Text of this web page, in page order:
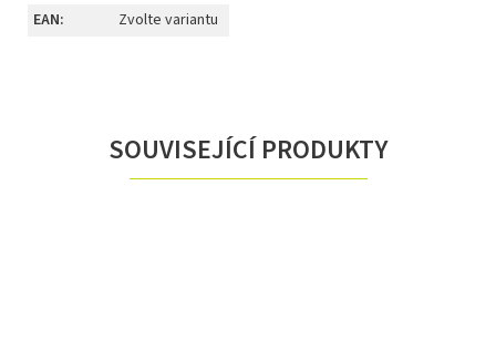
SOUVISEJÍCÍ PRODUKTY
EAN: Zvolte variantu